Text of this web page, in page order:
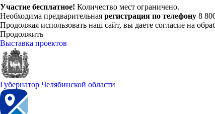
Участие бесплатное! Количество мест ограничено.
Необходима предварительная регистрация по телефону 8
Продолжая использовать наш сайт, вы даете согласие на
Продолжить
Выставка проектов
Губернатор Челябинской области